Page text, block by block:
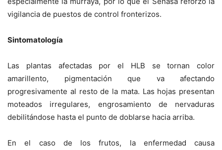
vigilancia de puestos de control fronterizos.
Sintomatología
Las plantas afectadas por el HLB se tornan color
amarillento, pigmentación que va afectando
progresivamente al resto de la mata. Las hojas presentan
moteados irregulares, engrosamiento de nervaduras
debilitándose hasta el punto de doblarse hacia arriba.
En el caso de los frutos, la enfermedad causa